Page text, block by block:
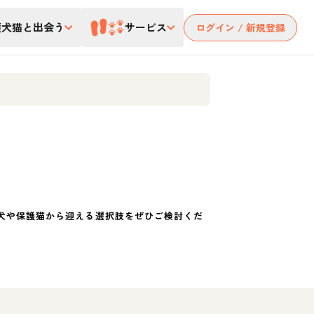
猫と出会う サービス ログイン / 新規登録
保護猫から迎える選択肢をぜひご検討くだ